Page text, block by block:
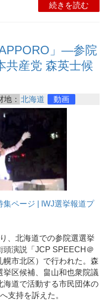
続きを読む
」―参院
共産党 森英士候
地： 北海道 動画
ページ | IWJ選挙報道プ
、北海道での参院選選挙
頭演説「JCP SPEECH＠
市北区）で行われた。森
区候補、畠山和也衆院議
海道で活動する市民団体の
支持を訴えた。